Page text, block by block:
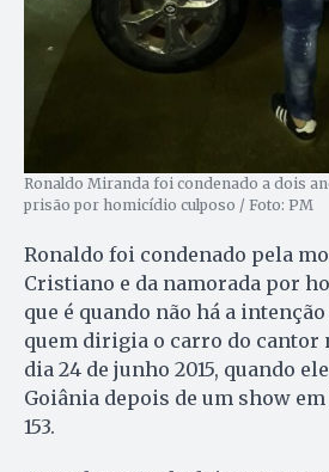
Ronaldo Miranda foi condenado a dois
prisão por homicídio culposo / Foto: PM
Ronaldo foi condenado pela
Cristiano e da namorada por
que é quando não há a
quem dirigia o carro do cantor
dia 24 de junho 2015, quando
Goiânia depois de um show
153.